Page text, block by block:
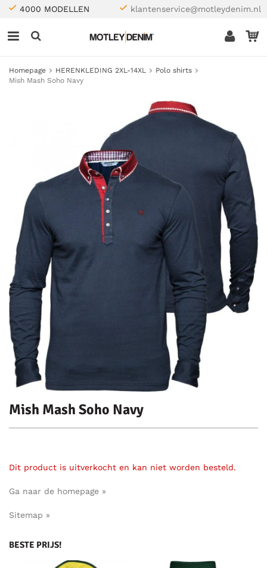
4000 MODELLEN klantenservice@motleydenim.nl
Homepage HERENKLEDING 2XL-14XL
Polo shirts
Mish Mash Soho Navy
Mish Mash Soho Navy
Dit product is uitverkocht en kan niet worden besteld.
Ga naar de homepage »
Sitemap »
BESTE PRIJS!